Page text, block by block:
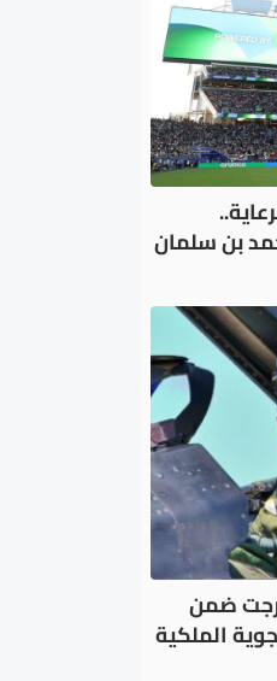
بن سلمان
ضمن
الملكية